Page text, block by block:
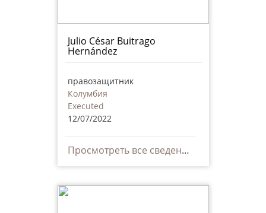
Julio César Buitrago
Hernández
правозащитник
Колумбия
Executed
12/07/2022
Просмотреть все сведения